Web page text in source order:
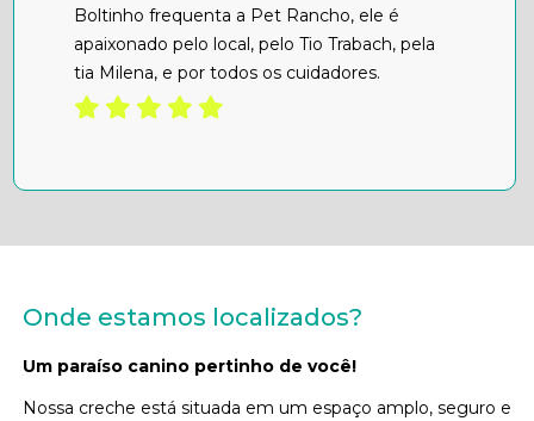
Boltinho frequenta a Pet Rancho, ele é
apaixonado pelo local, pelo Tio Trabach, pela
tia Milena, e por todos os cuidadores.
Onde estamos localizados?
Um paraíso canino pertinho de você!
Nossa creche está situada em um espaço amplo, seguro e